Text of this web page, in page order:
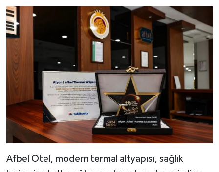
Afbel Otel, modern termal altyapısı, sağlık